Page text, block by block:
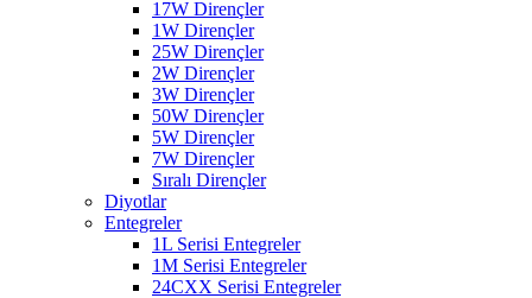
17W Dirençler
1W Dirençler
25W Dirençler
2W Dirençler
3W Dirençler
50W Dirençler
5W Dirençler
7W Dirençler
Sıralı Dirençler
Diyotlar
Entegreler
1L Serisi Entegreler
1M Serisi Entegreler
24CXX Serisi Entegreler